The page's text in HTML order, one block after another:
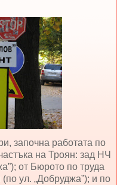
започна работата по
на Троян: зад НЧ
от Бюрото по труда
ул. „Добруджа”); и по